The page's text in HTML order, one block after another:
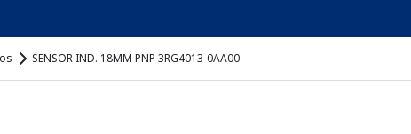
SENSOR IND. 18MM PNP 3RG4013-0AA00